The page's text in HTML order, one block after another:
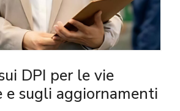
DPI per le vie
e sugli aggiornamenti